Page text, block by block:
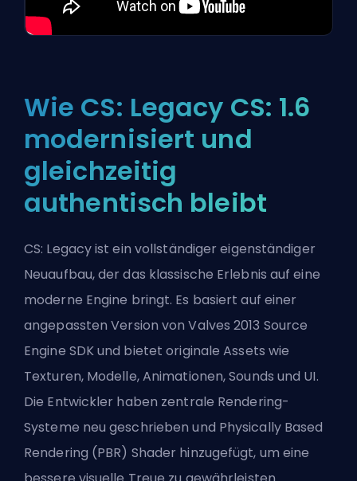
Wie CS: Legacy CS: 1.6
modernisiert und
gleichzeitig
authentisch bleibt
CS: Legacy ist ein vollständiger eigenständiger
Neuaufbau, der das klassische Erlebnis auf eine
moderne Engine bringt. Es basiert auf einer
angepassten Version von Valves 2013 Source
Engine SDK und bietet originale Assets wie
Texturen, Modelle, Animationen, Sounds und UI.
Die Entwickler haben zentrale Rendering-
Systeme neu geschrieben und Physically Based
Rendering (PBR) Shader hinzugefügt, um eine